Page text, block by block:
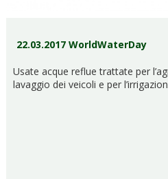
22.03.2017 WorldWaterDay
Usate acque reflue trattate per
lavaggio dei veicoli e per